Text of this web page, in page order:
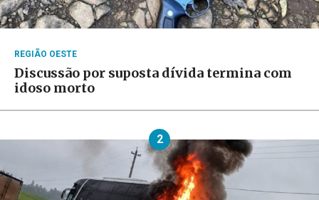
REGIÃO OESTE
Discussão por suposta dívida termina com
idoso morto
2